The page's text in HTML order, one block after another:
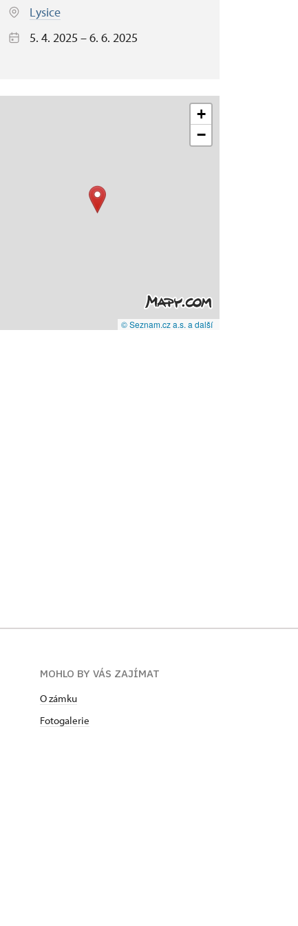
Lysice
5. 4. 2025 – 6. 6. 2025
+
−
© Seznam.cz a.s. a další
MOHLO BY VÁS ZAJÍMAT
O zámku
Fotogalerie